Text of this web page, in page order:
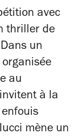
avec
thriller de
un
au
à la
mène un